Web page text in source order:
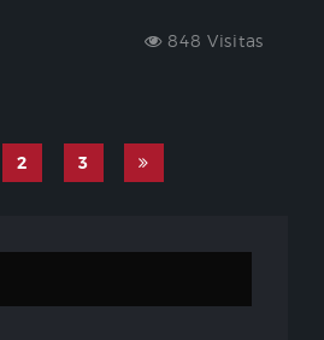
848 Visitas
2 3